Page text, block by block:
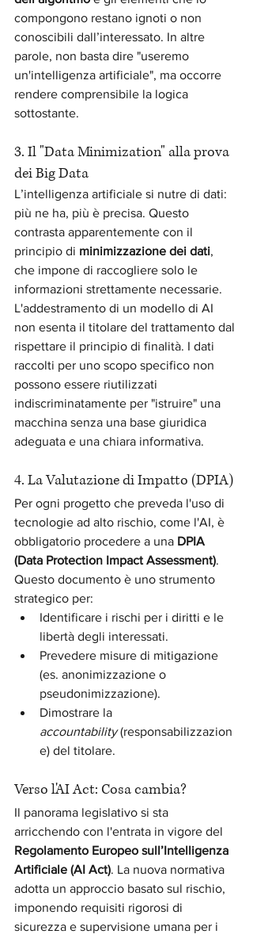
compongono restano ignoti o non
conoscibili dall’interessato. In altre
parole, non basta dire "useremo
un'intelligenza artificiale", ma occorre
rendere comprensibile la logica
sottostante.
3. Il "Data Minimization" alla prova
dei Big Data
L’intelligenza artificiale si nutre di dati:
più ne ha, più è precisa. Questo
contrasta apparentemente con il
principio di minimizzazione dei dati,
che impone di raccogliere solo le
informazioni strettamente necessarie.
L'addestramento di un modello di AI
non esenta il titolare del trattamento dal
rispettare il principio di finalità. I dati
raccolti per uno scopo specifico non
possono essere riutilizzati
indiscriminatamente per "istruire" una
macchina senza una base giuridica
adeguata e una chiara informativa.
4. La Valutazione di Impatto (DPIA)
Per ogni progetto che preveda l'uso di
tecnologie ad alto rischio, come l'AI, è
obbligatorio procedere a una DPIA
(Data Protection Impact Assessment).
Questo documento è uno strumento
strategico per:
Identificare i rischi per i diritti e le
libertà degli interessati.
Prevedere misure di mitigazione
(es. anonimizzazione o
pseudonimizzazione).
Dimostrare la
accountability (responsabilizzazion
e) del titolare.
Verso l'AI Act: Cosa cambia?
Il panorama legislativo si sta
arricchendo con l'entrata in vigore del
Regolamento Europeo sull’Intelligenza
Artificiale (AI Act). La nuova normativa
adotta un approccio basato sul rischio,
imponendo requisiti rigorosi di
sicurezza e supervisione umana per i